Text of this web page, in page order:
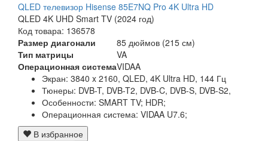
QLED телевизор Hisense 85E7NQ Pro 4K Ultra HD
QLED 4K UHD Smart TV (2024 год)
Код товара: 136578
Размер диагонали
85 дюймов (215 см)
Тип матрицы
VA
Операционная системаVIDAA
Экран: 3840 x 2160, QLED, 4K Ultra HD, 144 Гц
Тюнеры: DVB-T, DVB-T2, DVB-C, DVB-S, DVB-S2,
Особенности: SMART TV; HDR;
Операционная система: VIDAA U7.6;
В избранное